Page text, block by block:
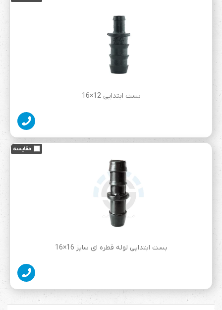
بست ابتدایی 12×16
بست ابتدایی لوله قطره ای سایز 16×16